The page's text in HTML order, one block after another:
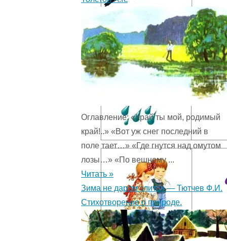
Оглавление: «Край ты мой, родимый
край!..» «Вот уж снег последний в
поле тает…» «Где гнутся над омутом
лозы…» «По вешнему ...
Читать »
Зима не даром злится — Тютчев Ф.И.
Стихотворение о природе.